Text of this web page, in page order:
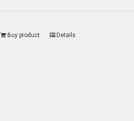
Buy product Details